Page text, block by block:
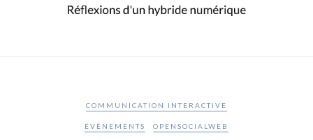
COMMUNICATION INTERACTIVE
ÉVÉNEMENTS OPENSOCIALWEB